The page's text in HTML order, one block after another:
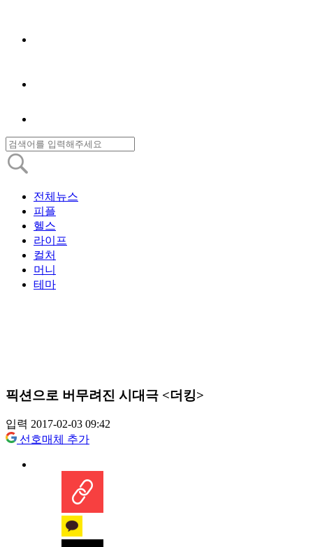
전체뉴스
피플
헬스
라이프
컬처
머니
테마
픽션으로 버무려진 시대극 <더킹>
입력 2017-02-03 09:42
선호매체 추가